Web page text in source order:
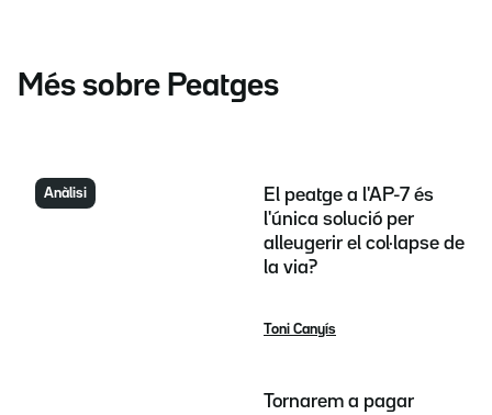
Més sobre Peatges
Anàlisi
El peatge a l'AP-7 és
l'única solució per
alleugerir el col·lapse de
la via?
Toni Canyís
Tornarem a pagar